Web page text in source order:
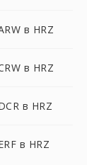
в HRZ
в HRZ
в HRZ
в HRZ